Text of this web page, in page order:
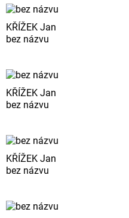
KŘÍŽEK Jan
bez názvu
KŘÍŽEK Jan
bez názvu
KŘÍŽEK Jan
bez názvu